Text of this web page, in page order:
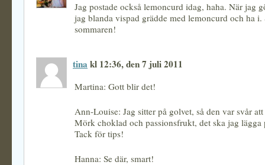
Jag postade också lemoncurd idag, haha. När jag
jag blanda vispad grädde med lemoncurd och ha
sommaren!
tina kl 12:36, den 7 juli 2011
Martina: Gott blir det!
Ann-Louise: Jag sitter på golvet, så den var svår
Mörk choklad och passionsfrukt, det ska jag lägga
Tack för tips!
Hanna: Se där, smart!